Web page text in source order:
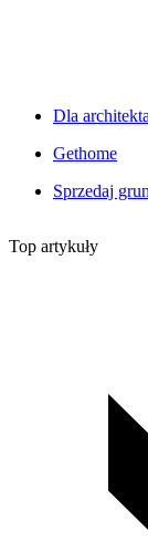
Dla architekta
Gethome
Sprzedaj
Top artykuły